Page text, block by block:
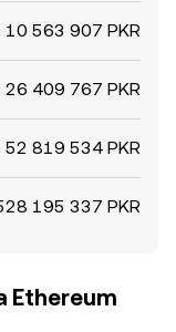
10 563 907 PKR
26 409 767 PKR
52 819 534 PKR
195 337 PKR
Ethereum